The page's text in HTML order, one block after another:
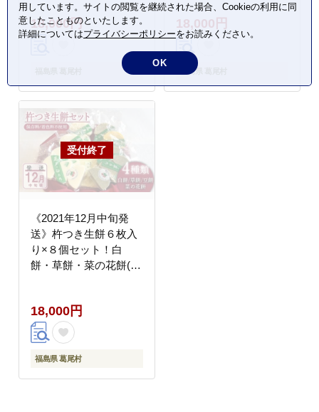
類】
18,000円
類】
18,000円
福島県 葛尾村
《2021年12月中旬発
送》杵つき生餅６枚入
り×８個セット！白
餅・草餅・菜の花餅(カ
18,000円
福島県 葛尾村
用しています。サイトの閲覧を継続された場合、Cookieの利用に同
意したことものといたします。
詳細についてはプライバシーポリシーをお読みください。
OK